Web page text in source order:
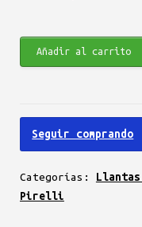
Pirelli
Cinturato
225/35
R20
cantidad
Añadir al carrito
Seguir comprando
Categorías:
Pirelli